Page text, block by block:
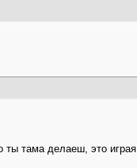
тама делаеш, это